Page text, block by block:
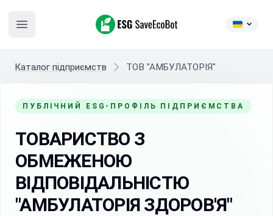
Open main menu
ESG SaveEcoBot
Каталог підприємств ТОВ "АМБУЛАТОРІЯ"
ПУБЛІЧНИЙ ESG-ПРОФІЛЬ ПІДПРИЄМСТВА
ТОВАРИСТВО З
ОБМЕЖЕНОЮ
ВІДПОВІДАЛЬНІСТЮ
"АМБУЛАТОРІЯ ЗДОРОВ'Я"